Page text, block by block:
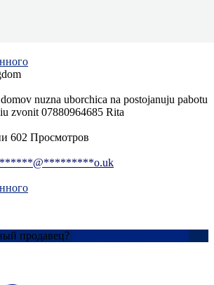
nuzna uborchica na postojanuju pabotu
zvonit 07880964685 Rita
602 Просмотров
продавец?